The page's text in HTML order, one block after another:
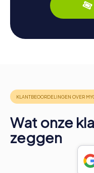
Wat onze
zeggen